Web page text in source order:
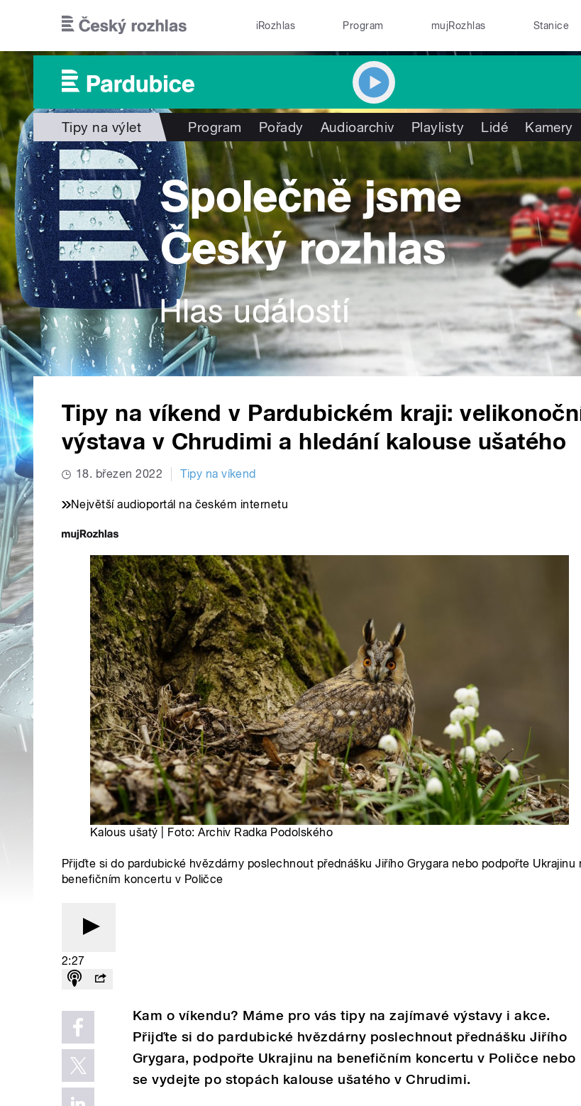
iRozhlas Program mujRozhlas Stanice
Tipy na výlet Program Pořady Audioarchiv Playlisty Lidé Kamery
Tipy na víkend v Pardubickém kraji:
výstava v Chrudimi a hledání kalouse ušatého
18. březen 2022 Tipy na víkend
Největší audioportál na českém internetu
Kalous ušatý | Foto: Archiv Radka Podolského
Přijďte si do pardubické hvězdárny poslechnout přednášku Jiřího Grygara nebo podpořte Ukrajinu
benefičním koncertu v Poličce
2:27
Kam o víkendu? Máme pro vás tipy na zajímavé výstavy i akce.
Přijďte si do pardubické hvězdárny poslechnout přednášku Jiřího
Grygara, podpořte Ukrajinu na benefičním koncertu v Poličce nebo
se vydejte po stopách kalouse ušatého v Chrudimi.